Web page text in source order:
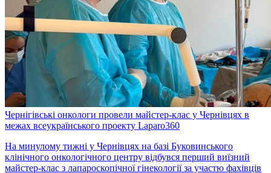
Чернігівські онкологи провели майстер-клас у Чернівцях в
межах всеукраїнського проекту Laparo360
На минулому тижні у Чернівцях на базі Буковинського
клінічного онкологічного центру відбувся перший виїзний
майстер-клас з лапароскопічної гінекології за участю фахівців